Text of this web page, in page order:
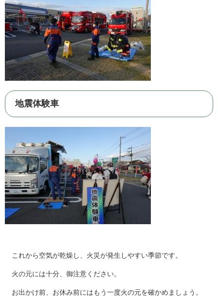
地震体験車
これから空気が乾燥し、火災が発生しやすい季節です。
火の元には十分、御注意ください。
お出かけ前、お休み前にはもう一度火の元を確かめましょう。